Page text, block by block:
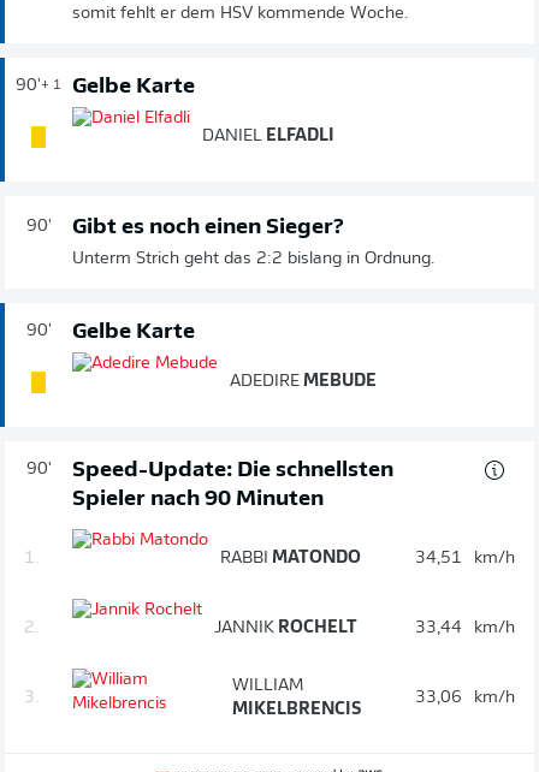
somit fehlt er dem HSV kommende Woche.
90'+ 1 Gelbe Karte
DANIEL ELFADLI
90' Gibt es noch einen Sieger?
Unterm Strich geht das 2:2 bislang in Ordnung.
90' Gelbe Karte
ADEDIRE MEBUDE
90'
Speed-Update: Die schnellsten
Spieler nach 90 Minuten
1. RABBI MATONDO 34,51 km/h
2. JANNIK ROCHELT 33,44 km/h
3.
WILLIAM
MIKELBRENCIS
33,06 km/h